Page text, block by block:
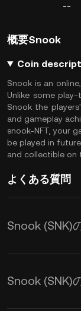
--
概要Snook
Coin
Snook is an
Unlike some
Snook the
and gameplay
snook-NFT, your
be played in
and collectible on
よくある質問
Snook (SNK)
Snook (SNK)